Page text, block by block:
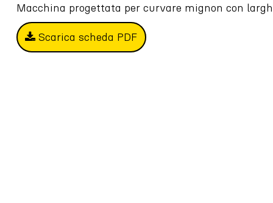
Macchina progettata per curvare mignon con
Scarica scheda PDF